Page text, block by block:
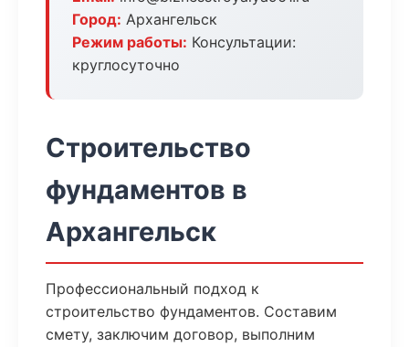
Город: Архангельск
Режим работы: Консультации:
круглосуточно
Строительство
фундаментов в
Архангельск
Профессиональный подход к
строительство фундаментов. Составим
смету, заключим договор, выполним